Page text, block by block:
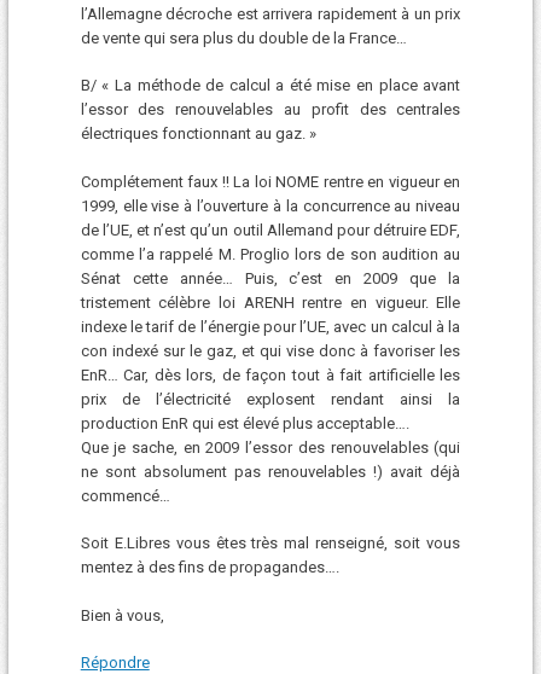
l’Allemagne décroche est arrivera rapidement à un prix
de vente qui sera plus du double de la France…
B/ « La méthode de calcul a été mise en place avant
l’essor des renouvelables au profit des centrales
électriques fonctionnant au gaz. »
Complétement faux !! La loi NOME rentre en vigueur en
1999, elle vise à l’ouverture à la concurrence au niveau
de l’UE, et n’est qu’un outil Allemand pour détruire EDF,
comme l’a rappelé M. Proglio lors de son audition au
Sénat cette année… Puis, c’est en 2009 que la
tristement célèbre loi ARENH rentre en vigueur. Elle
indexe le tarif de l’énergie pour l’UE, avec un calcul à la
con indexé sur le gaz, et qui vise donc à favoriser les
EnR… Car, dès lors, de façon tout à fait artificielle les
prix de l’électricité explosent rendant ainsi la
production EnR qui est élevé plus acceptable….
Que je sache, en 2009 l’essor des renouvelables (qui
ne sont absolument pas renouvelables !) avait déjà
commencé…
Soit E.Libres vous êtes très mal renseigné, soit vous
mentez à des fins de propagandes….
Bien à vous,
Répondre